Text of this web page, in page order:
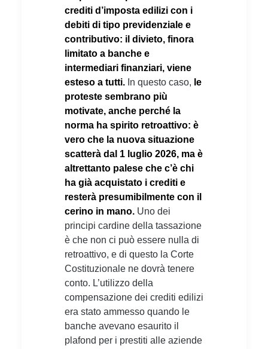
crediti d’imposta edilizi con i
debiti di tipo previdenziale e
contributivo: il divieto, finora
limitato a banche e
intermediari finanziari, viene
esteso a tutti. In questo caso, le
proteste sembrano più
motivate, anche perché la
norma ha spirito retroattivo: è
vero che la nuova situazione
scatterà dal 1 luglio 2026, ma è
altrettanto palese che c’è chi
ha già acquistato i crediti e
resterà presumibilmente con il
cerino in mano. Uno dei
principi cardine della tassazione
è che non ci può essere nulla di
retroattivo, e di questo la Corte
Costituzionale ne dovrà tenere
conto. L’utilizzo della
compensazione dei crediti edilizi
era stato ammesso quando le
banche avevano esaurito il
plafond per i prestiti alle aziende